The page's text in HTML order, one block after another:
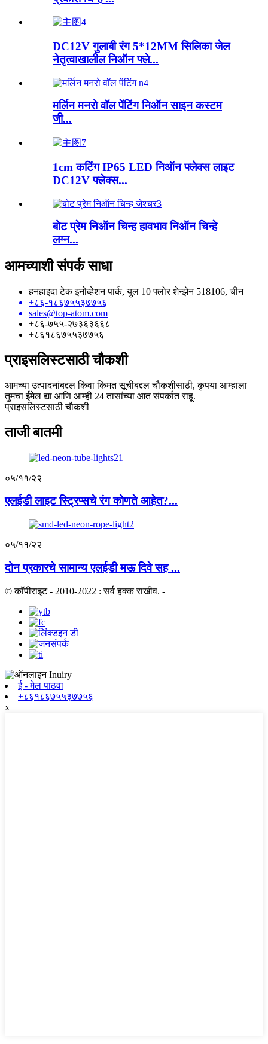
DC12V गुलाबी रंग 5*12MM सिलिका जेल
नेतृत्वाखालील निऑन फ्ले...
मर्लिन मनरो वॉल पेंटिंग निऑन साइन कस्टम
जी...
1cm कटिंग IP65 LED निऑन फ्लेक्स लाइट
DC12V फ्लेक्स...
बोट प्रेम निऑन चिन्ह हावभाव निऑन चिन्हे
लग्न...
आमच्याशी संपर्क साधा
हनहाइदा टेक इनोव्हेशन पार्क, युल 10 फ्लोर शेन्झेन 518106, चीन
+८६-१८६७५५३७७५६
sales@top-atom.com
+८६-७५५-२७३६३६६८
+८६१८६७५५३७७५६
प्राइसलिस्टसाठी चौकशी
आमच्या उत्पादनांबद्दल किंवा किंमत सूचीबद्दल चौकशीसाठी, कृपया आम्हाला
तुमचा ईमेल द्या आणि आम्ही 24 तासांच्या आत संपर्कात राहू.
प्राइसलिस्टसाठी चौकशी
ताजी बातमी
०५/११/२२
एलईडी लाइट स्ट्रिप्सचे रंग कोणते आहेत?...
०५/११/२२
दोन प्रकारचे सामान्य एलईडी मऊ दिवे सह ...
© कॉपीराइट - 2010-2022 : सर्व हक्क राखीव. -
ई - मेल पाठवा
+८६१८६७५५३७७५६
x